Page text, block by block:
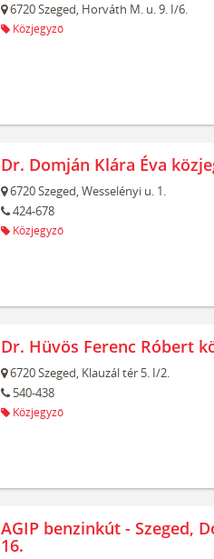
6720Szeged, Horváth M. u. 9. I/6.
Közjegyző
Dr. Domján Klára Éva
6720Szeged,Wesselényi u. 1.
424-678
Közjegyző
Dr. Hüvös Ferenc Róbert
6720Szeged, Klauzál tér 5. I/2.
540-438
Közjegyző
AGIP benzinkút - Szeged,
16.